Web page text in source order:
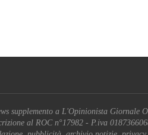
supplemento a L'Opinionista Giornale
al ROC n°17982 - P.iva